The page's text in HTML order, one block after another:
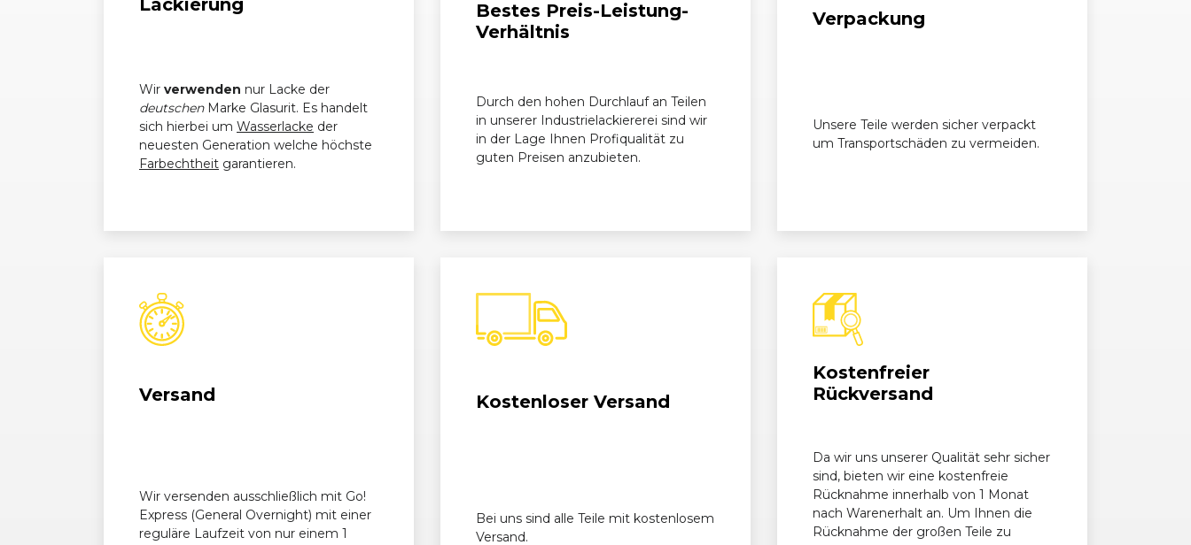
Lackierung
Wir verwenden nur Lacke der
deutschenMarke Glasurit. Es handelt
sich hierbei um Wasserlacke der
neuesten Generation welche höchste
Farbechtheit garantieren.
Bestes Preis-Leistung-
Verhältnis
Durch den hohen Durchlauf an Teilen
in unserer Industrielackiererei sind wir
in der Lage Ihnen Profiqualität zu
guten Preisen anzubieten.
Verpackung
Unsere Teile werden sicher verpackt
um Transportschäden zu vermeiden.
Versand
Wir versenden ausschließlich mit Go!
Express (General Overnight) mit einer
reguläre Laufzeit von nur einem 1
Kostenloser Versand
Bei uns sind alle Teile mit kostenlosem
Versand.
Kostenfreier
Rückversand
Da wir uns unserer Qualität sehr sicher
sind, bieten wir eine kostenfreie
Rücknahme innerhalb von 1 Monat
nach Warenerhalt an. Um Ihnen die
Rücknahme der großen Teile zu